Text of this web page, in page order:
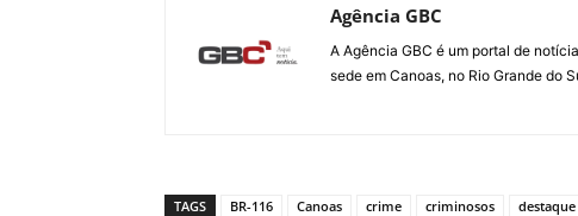
Agência GBC
A Agência GBC é um portal de
sede em Canoas, no Rio Grande do
TAGS BR-116 Canoas crime criminosos destaque